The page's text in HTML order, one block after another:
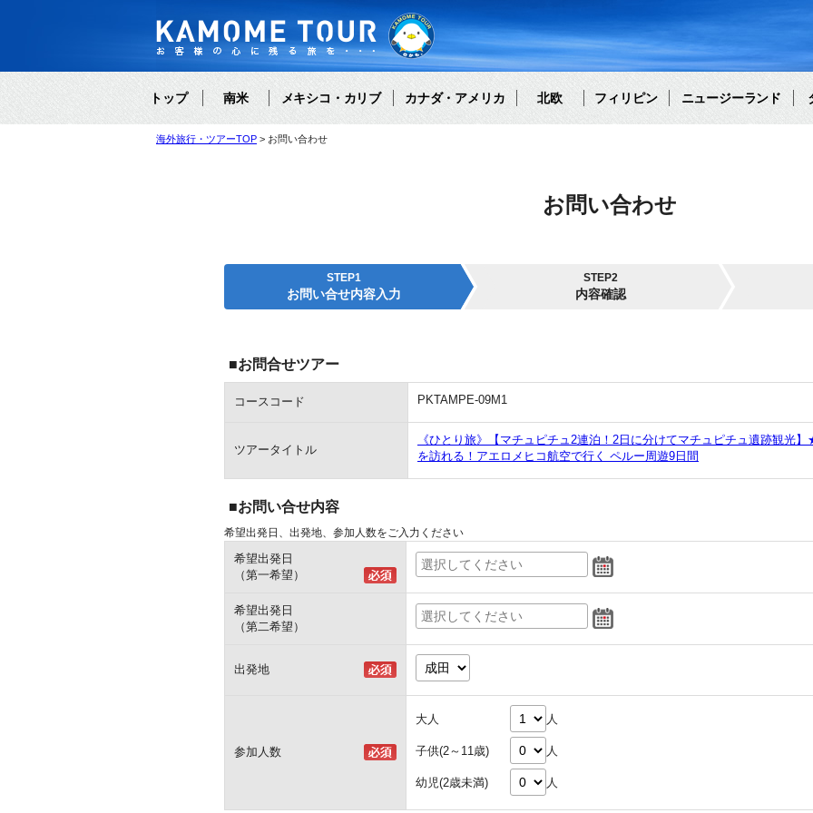
トップ 南米 メキシコ・カリブ カナダ・アメリカ 北欧 フィリピン ニュージーランド
海外旅行・ツアーTOP お問い合わせ
お問い合わせ
STEP1
お問い合せ内容入力
STEP2
内容確認
■お問合せツアー
コースコード PKTAMPE-09M1
ツアータイトル
《ひとり旅》【マチュピチュ2連泊！2日に分けてマチュピチュ遺跡観光
を訪れる！アエロメヒコ航空で行く ペルー周遊9日間
■お問い合せ内容
希望出発日、出発地、参加人数をご入力ください
希望出発日
（第一希望）
希望出発日
（第二希望）
出発地
参加人数
大人 人
子供(2～11歳) 人
幼児(2歳未満) 人